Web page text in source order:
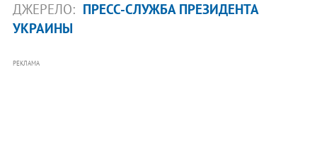
ДЖЕРЕЛО: ПРЕСС-СЛУЖБА ПРЕЗИДЕНТА
УКРАИНЫ
РЕКЛАМА